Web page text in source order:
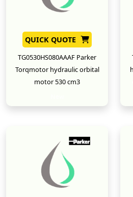
QUICK QUOTE
TG0530HS080AAAF Parker
Torqmotor hydraulic orbital
motor 530 cm3